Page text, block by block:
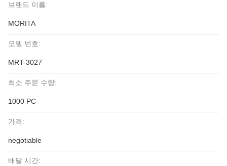
브랜드 이름:
MORITA
모델 번호:
MRT-3027
최소 주문 수량:
1000 PC
가격:
negotiable
배달 시간: